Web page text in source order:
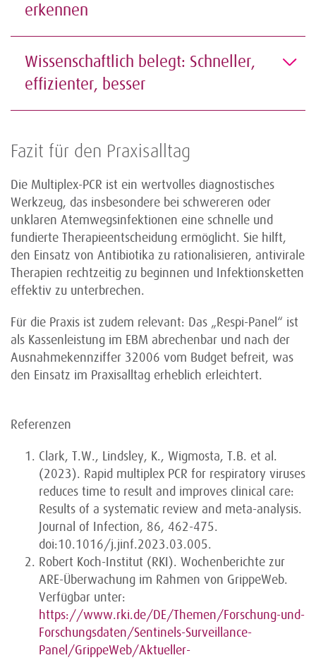
erkennen
Wissenschaftlich belegt: Schneller,
effizienter, besser
Fazit für den Praxisalltag
Die Multiplex-PCR ist ein wertvolles diagnostisches
Werkzeug, das insbesondere bei schwereren oder
unklaren Atemwegsinfektionen eine schnelle und
fundierte Therapieentscheidung ermöglicht. Sie hilft,
den Einsatz von Antibiotika zu rationalisieren, antivirale
Therapien rechtzeitig zu beginnen und Infektionsketten
effektiv zu unterbrechen.
Für die Praxis ist zudem relevant: Das „Respi-Panel“ ist
als Kassenleistung im EBM abrechenbar und nach der
Ausnahmekennziffer 32006 vom Budget befreit, was
den Einsatz im Praxisalltag erheblich erleichtert.
Referenzen
Clark, T.W., Lindsley, K., Wigmosta, T.B. et al.
(2023). Rapid multiplex PCR for respiratory viruses
reduces time to result and improves clinical care:
Results of a systematic review and meta-analysis.
Journal of Infection, 86, 462-475.
doi:10.1016/j.jinf.2023.03.005.
Robert Koch-Institut (RKI). Wochenberichte zur
ARE-Überwachung im Rahmen von GrippeWeb.
Verfügbar unter:
https://www.rki.de/DE/Themen/Forschung-und-
Forschungsdaten/Sentinels-Surveillance-
Panel/GrippeWeb/Aktueller-